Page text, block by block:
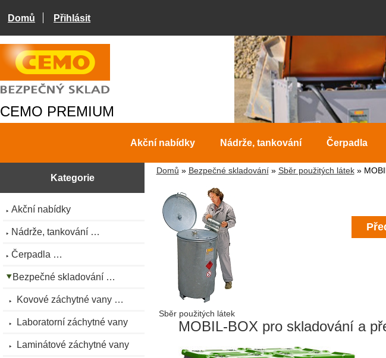
Domů Přihlásit
CEMO PREMIUM
Akční nabídky Nádrže, tankování Čerpadla
Kategorie
Akční nabídky
Nádrže, tankování …
Čerpadla …
Bezpečné skladování …
Kovové záchytné vany …
Laboratorní záchytné vany
Laminátové záchytné vany
Domů » Bezpečné skladování» Sběr použitých látek»
Sběr použitých látek
MOBIL-BOX pro skladování a